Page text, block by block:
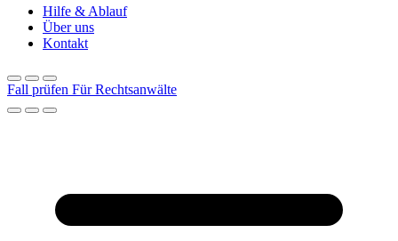
Hilfe & Ablauf
Über uns
Kontakt
Fall prüfen Für Rechtsanwälte